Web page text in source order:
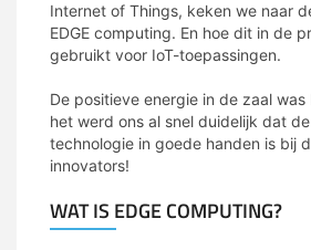
Internet of Things, keken we naar
EDGE computing. En hoe dit in de
gebruikt voor IoT-toepassingen.
De positieve energie in de zaal
het werd ons al snel duidelijk dat
technologie in goede handen is bij
innovators!
WAT IS EDGE COMPUTING?